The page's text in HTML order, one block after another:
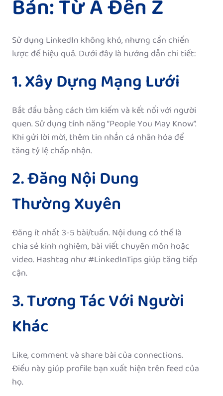
Bản: Từ A Đến Z
Sử dụng LinkedIn không khó, nhưng cần chiến
lược để hiệu quả. Dưới đây là hướng dẫn chi tiết:
1. Xây Dựng Mạng Lưới
Bắt đầu bằng cách tìm kiếm và kết nối với người
quen. Sử dụng tính năng “People You May Know”.
Khi gửi lời mời, thêm tin nhắn cá nhân hóa để
tăng tỷ lệ chấp nhận.
2. Đăng Nội Dung
Thường Xuyên
Đăng ít nhất 3-5 bài/tuần. Nội dung có thể là
chia sẻ kinh nghiệm, bài viết chuyên môn hoặc
video. Hashtag như #LinkedInTips giúp tăng tiếp
cận.
3. Tương Tác Với Người
Khác
Like, comment và share bài của connections.
Điều này giúp profile bạn xuất hiện trên feed của
họ.